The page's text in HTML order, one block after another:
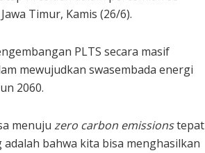
Timur, Kamis (26/6).
PLTS secara masif
mewujudkan swasembada energi
2060.
menuju zero carbon emissionstepat
bahwa kita bisa menghasilkan